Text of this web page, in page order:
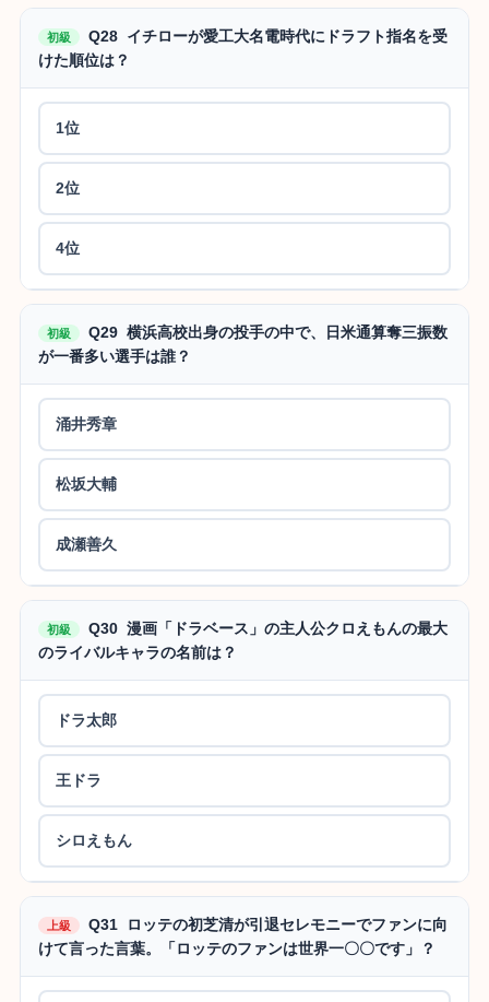
初級
Q28 イチローが愛工大名電時代にドラフト指名を受
けた順位は？
1位
2位
4位
初級
Q29 横浜高校出身の投手の中で、日米通算奪三振数
が一番多い選手は誰？
涌井秀章
松坂大輔
成瀬善久
初級
Q30 漫画「ドラベース」の主人公クロえもんの最大
のライバルキャラの名前は？
ドラ太郎
王ドラ
シロえもん
上級
Q31 ロッテの初芝清が引退セレモニーでファンに向
けて言った言葉。「ロッテのファンは世界一〇〇です」？